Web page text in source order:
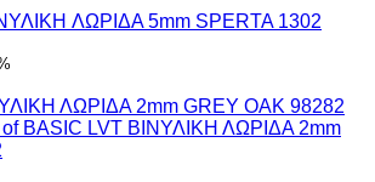
ΛΩΡΙΔΑ 5mm SPERTA 1302